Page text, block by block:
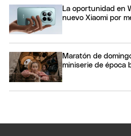
La oportunidad en
nuevo Xiaomi por
Maratón de
miniserie de época